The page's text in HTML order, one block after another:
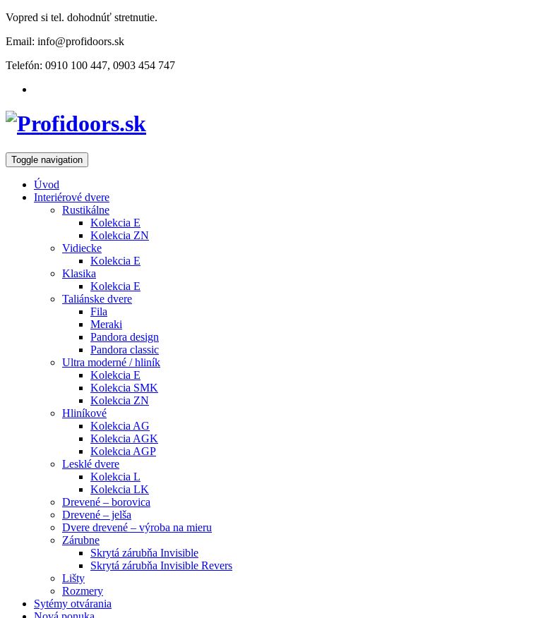
Vopred si tel. dohodnúť stretnutie.
Email: info@profidoors.sk
Telefón: 0910 100 447, 0903 454 747
Toggle navigation
Úvod
Interiérové dvere
Rustikálne
Kolekcia E
Kolekcia ZN
Vidiecke
Kolekcia E
Klasika
Kolekcia E
Taliánske dvere
Fila
Meraki
Pandora design
Pandora classic
Ultra moderné / hliník
Kolekcia E
Kolekcia SMK
Kolekcia ZN
Hliníkové
Kolekcia AG
Kolekcia AGK
Kolekcia AGP
Lesklé dvere
Kolekcia L
Kolekcia LK
Drevené – borovica
Drevené – jelša
Dvere drevené – výroba na mieru
Zárubne
Skrytá zárubňa Invisible
Skrytá zárubňa Invisible Revers
Lišty
Rozmery
Sytémy otvárania